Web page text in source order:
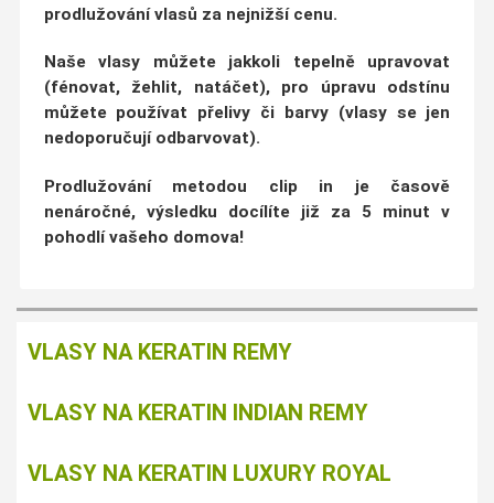
prodlužování vlasů za nejnižší cenu.
Naše vlasy můžete jakkoli tepelně upravovat
(fénovat, žehlit, natáčet), pro úpravu odstínu
můžete používat přelivy či barvy (vlasy se jen
nedoporučují odbarvovat).
Prodlužování metodou clip in je časově
nenáročné, výsledku docílíte již za 5 minut v
pohodlí vašeho domova!
VLASY NA KERATIN REMY
VLASY NA KERATIN INDIAN REMY
VLASY NA KERATIN LUXURY ROYAL